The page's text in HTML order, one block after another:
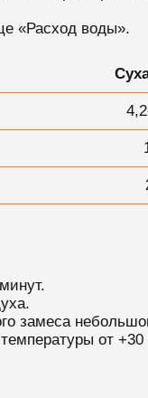
«Расход воды».
замеса
от